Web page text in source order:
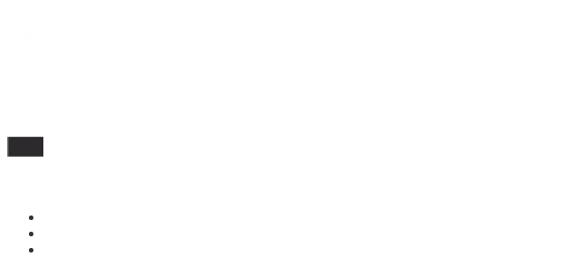
Перейти
содержимому